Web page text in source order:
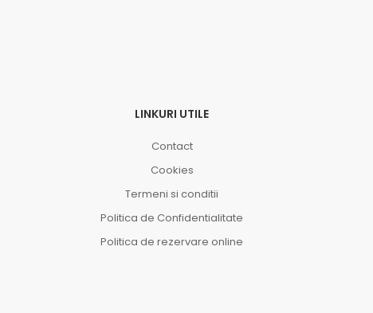
LINKURI UTILE
Contact
Cookies
Termeni si conditii
Politica de Confidentialitate
Politica de rezervare online